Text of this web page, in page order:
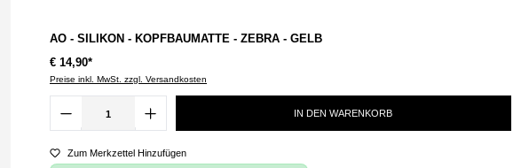
AO - SILIKON - KOPFBAUMATTE - ZEBRA - GELB
€ 14,90*
Preise inkl. MwSt. zzgl. Versandkosten
IN DEN WARENKORB
Zum Merkzettel Hinzufügen